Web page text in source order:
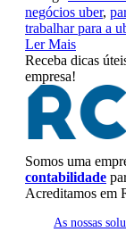
negócios uber,
trabalhar para a
Ler Mais
Receba dicas
empresa!
Somos uma
contabilidade
Acreditamos em
As nossas